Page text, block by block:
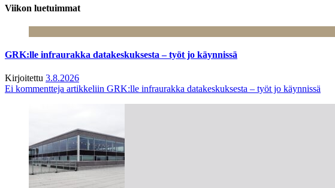
Viikon luetuimmat
GRK:lle infraurakka datakeskuksesta – työt jo käynnissä
Kirjoitettu 3.8.2026
Ei kommentteja artikkeliin GRK:lle infraurakka datakeskuksesta – työt jo käynnissä